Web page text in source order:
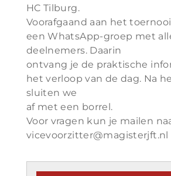
HC Tilburg.
Voorafgaand aan het
een WhatsApp-groep met
deelnemers. Daarin
ontvang je de praktische
het verloop van de dag. Na
sluiten we
af met een borrel.
Voor vragen kun je mailen
vicevoorzitter@magisterjft.nl